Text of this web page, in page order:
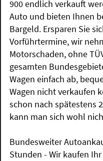
900 endlich verkauft
Auto und bieten Ihnen
Bargeld. Ersparen Sie
Vorführtermine, wir
Motorschaden, ohne
gesamten
Wagen einfach ab,
Wagen nicht verkaufen
schon nach spätestens
kann man sich wohl
Bundesweiter
Stunden - Wir kaufen